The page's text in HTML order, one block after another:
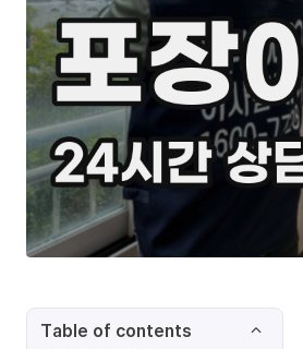
Table of contents